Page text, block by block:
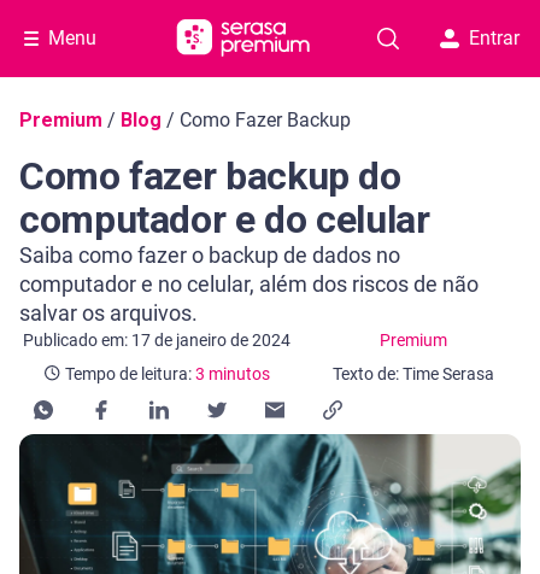
Menu Entrar
Navegação do blog
Premium / Blog / Como Fazer Backup
Como fazer backup do
computador e do celular
Saiba como fazer o backup de dados no
computador e no celular, além dos riscos de não
salvar os arquivos.
Publicado em: 17 de janeiro de 2024 Premium
Categoria Premium
Tempo de leitura:3 minutos
Tempo de leitura: 3 minutos
Texto de: Time Serasa